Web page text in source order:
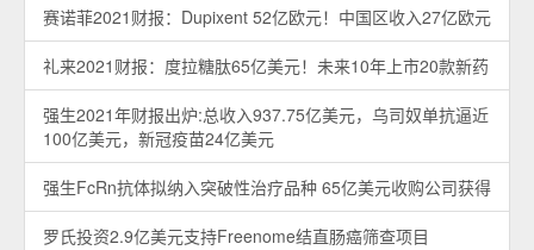
赛诺菲2021财报：Dupixent 52亿欧元！中国区收入27亿欧元
礼来2021财报：度拉糖肽65亿美元！未来10年上市20款新药
强生2021年财报出炉:总收入937.75亿美元，乌司奴单抗逼近
100亿美元，新冠疫苗24亿美元
强生FcRn抗体拟纳入突破性治疗品种 65亿美元收购公司获得
罗氏投资2.9亿美元支持Freenome结直肠癌筛查项目